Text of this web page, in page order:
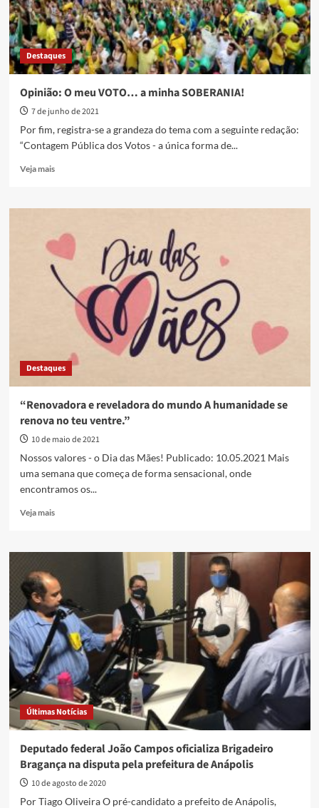
Destaques
Opinião: O meu VOTO… a minha SOBERANIA!
7 de junho de 2021
Por fim, registra-se a grandeza do tema com a seguinte redação:
“Contagem Pública dos Votos - a única forma de...
Veja maisRead
Opinião:
meu
minha
SOBERANIA!
Destaques
“Renovadora e reveladora do mundo A humanidade se
renova no teu ventre.”
10 de maio de 2021
Nossos valores - o Dia das Mães! Publicado: 10.05.2021 Mais
uma semana que começa de forma sensacional, onde
encontramos os...
Veja maisRead
“Renovadora
reveladora
do
mundo
A
humanidade
se
renova
no
teu
ventre.”
Últimas Notícias
Deputado federal João Campos oficializa Brigadeiro
Bragança na disputa pela prefeitura de Anápolis
10 de agosto de 2020
Por Tiago Oliveira O pré-candidato a prefeito de Anápolis,